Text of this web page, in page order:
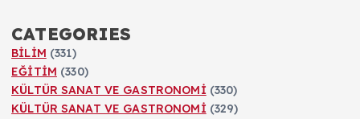
CATEGORIES
BİLİM (331)
EĞİTİM (330)
KÜLTÜR SANAT VE GASTRONOMİ (330)
KÜLTÜR SANAT VE GASTRONOMİ (329)